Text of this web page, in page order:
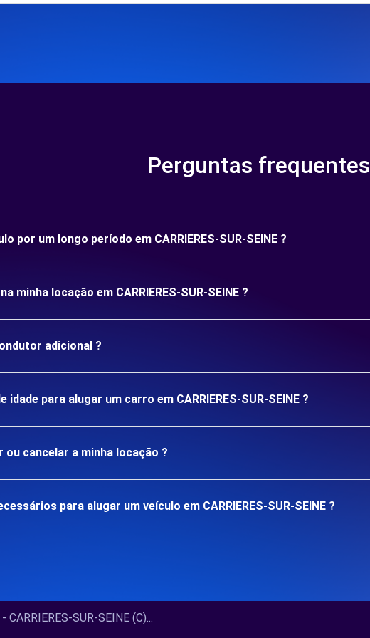
Perguntas frequentes
por um longo período em CARRIERES-SUR-SEINE ?
minha locação em CARRIERES-SUR-SEINE ?
adicional ?
para alugar um carro em CARRIERES-SUR-SEINE ?
cancelar a minha locação ?
para alugar um veículo em CARRIERES-SUR-SEINE ?
CARRIERES-SUR-SEINE (C)...